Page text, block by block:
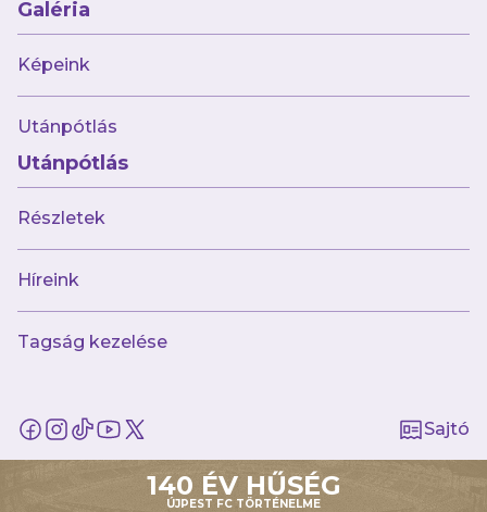
Galéria
Képeink
Utánpótlás
Utánpótlás
Részletek
Híreink
Tagság kezelése
Sajtó
140 ÉV HŰSÉG
ÚJPEST FC TÖRTÉNELME
AJÁNLÓ
augusztus 6.